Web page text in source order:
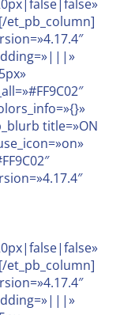
et_pb_column]
title=»ON
et_pb_column]